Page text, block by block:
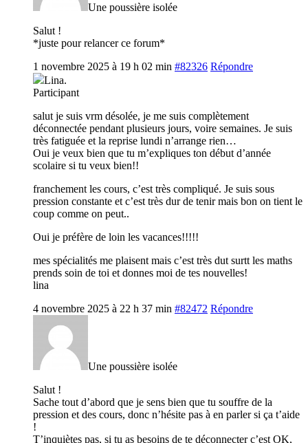
Une poussière isolée
Salut !
*juste pour relancer ce forum*
1 novembre 2025 à 19 h 02 min #82326 Répondre
Lina.
Participant
salut je suis vrm désolée, je me suis complètement
déconnectée pendant plusieurs jours, voire semaines. Je suis
très fatiguée et la reprise lundi n’arrange rien…
Oui je veux bien que tu m’expliques ton début d’année
scolaire si tu veux bien!!
franchement les cours, c’est très compliqué. Je suis sous
pression constante et c’est très dur de tenir mais bon on tient le
coup comme on peut..
Oui je préfère de loin les vacances!!!!!
mes spécialités me plaisent mais c’est très dut surtt les maths
prends soin de toi et donnes moi de tes nouvelles!
lina
4 novembre 2025 à 22 h 37 min #82472 Répondre
Une poussière isolée
Salut !
Sache tout d’abord que je sens bien que tu souffre de la
pression et des cours, donc n’hésite pas à en parler si ça t’aide
!
T’inquiètes pas, si tu as besoins de te déconnecter c’est OK,